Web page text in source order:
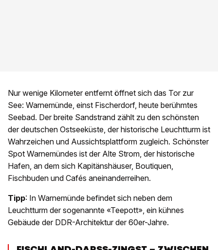
Nur wenige Kilometer entfernt öffnet sich das Tor zur
See: Warnemünde, einst Fischerdorf, heute berühmtes
Seebad. Der breite Sandstrand zählt zu den schönsten
der deutschen Ostseeküste, der historische Leuchtturm ist
Wahrzeichen und Aussichtsplattform zugleich. Schönster
Spot Warnemündes ist der Alte Strom, der historische
Hafen, an dem sich Kapitänshäuser, Boutiquen,
Fischbuden und Cafés aneinanderreihen.
Tipp: In Warnemünde befindet sich neben dem
Leuchtturm der sogenannte «Teepott», ein kühnes
Gebäude der DDR-Architektur der 60er-Jahre.